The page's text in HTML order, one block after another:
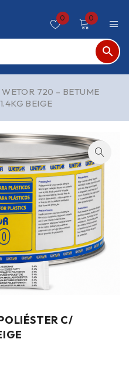
0 0
WETOR 720 – BETUME
BEIGE
C/